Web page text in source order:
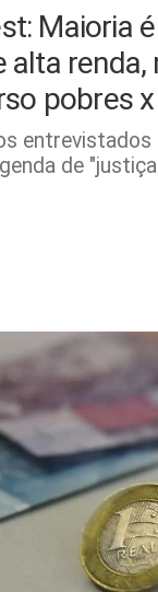
Maioria
alta renda,
pobres
de